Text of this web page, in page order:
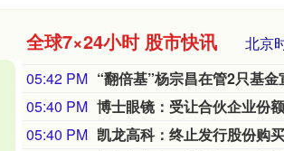
北证50 1134.24 11.37
全球7×24小时 股市快讯 北京
05:42 PM “翻倍基”杨宗昌在管2只基
05:40 PM 博士眼镜：受让合伙企业份
05:40 PM